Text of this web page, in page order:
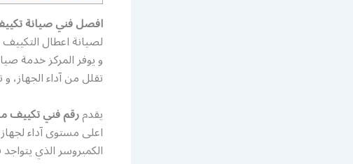
افصل فني صيانة
لصيانة اعطال
و يوفر المركز خدمة
تقلل من آداء الجهاز،
يقدمرقم فني تكييف
اعلى مستوى آداء
الكمبروسر الذي